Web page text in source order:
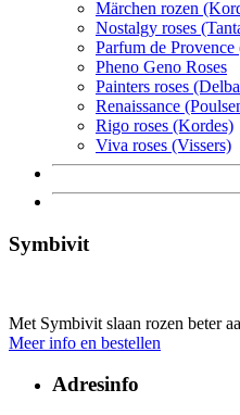
Märchen rozen
Nostalgy roses
Parfum de
Pheno Geno Roses
Painters roses
Renaissance
Rigo roses (Kordes)
Viva roses (Vissers)
Symbivit
Met Symbivit slaan rozen beter
Meer info en bestellen
Adresinfo